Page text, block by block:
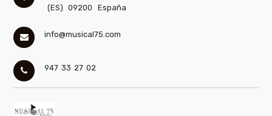
(ES)
09200 España
info@musical75.com
947 33 27 02